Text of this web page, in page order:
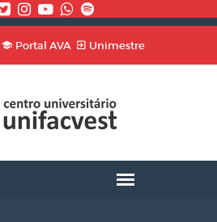
Portal AVA Unimestre